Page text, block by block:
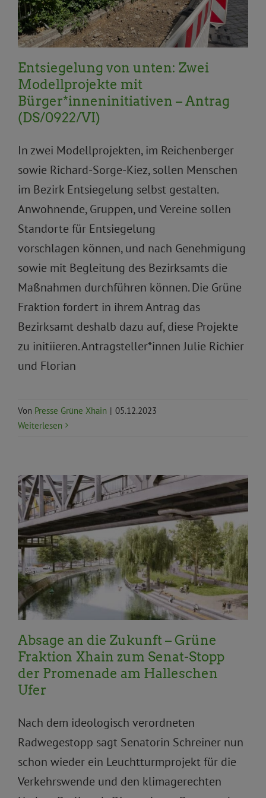
Ökologie Umwelt, Natur, Klima
Entsiegelung von unten: Zwei
Modellprojekte mit
Bürger*inneninitiativen – Antrag
(DS/0922/VI)
In zwei Modellprojekten, im Reichenberger
sowie Richard-Sorge-Kiez, sollen Menschen
im Bezirk Entsiegelung selbst gestalten.
Anwohnende, Gruppen, und Vereine sollen
Standorte für Entsiegelung
vorschlagen können, und nach Genehmigung
sowie mit Begleitung des Bezirksamts die
Maßnahmen durchführen können. Die Grüne
Fraktion fordert in ihrem Antrag das
Bezirksamt deshalb dazu auf, diese Projekte
zu initiieren. Antragsteller*innen Julie Richier
und Florian
Von Presse Grüne Xhain | 05.12.2023
Weiterlesen
Aktuelles Allgemein Klimawandel
Pressemitteilungen Topnews Umwelt, Klima und
Ökologie Umwelt, Natur, Klima Verkehr und
Mobilität
Absage an die Zukunft – Grüne
Fraktion Xhain zum Senat-Stopp
der Promenade am Halleschen
Ufer
Nach dem ideologisch verordneten
Radwegestopp sagt Senatorin Schreiner nun
schon wieder ein Leuchtturmprojekt für die
Verkehrswende und den klimagerechten